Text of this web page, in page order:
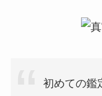
初めての鑑